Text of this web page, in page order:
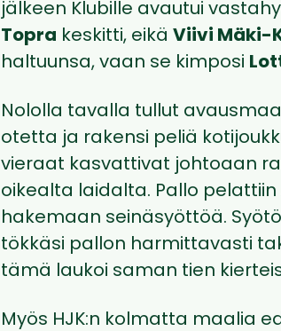
jälkeen Klubille avautui
Topra keskitti, eikä Viivi Mäki-
haltuunsa, vaan se kimposi
Nololla tavalla tullut
otetta ja rakensi peliä
vieraat kasvattivat johtoaan
oikealta laidalta. Pallo pelattiin
hakemaan seinäsyöttöä.
tökkäsi pallon harmittavasti
tämä laukoi saman tien
Myös HJK:n kolmatta maalia